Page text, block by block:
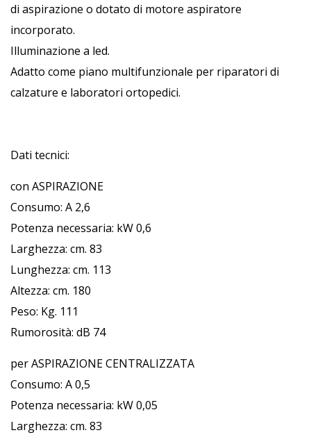
di aspirazione o dotato di motore aspiratore
incorporato.
Illuminazione a led.
Adatto come piano multifunzionale per riparatori di
calzature e laboratori ortopedici.
Dati tecnici:
con ASPIRAZIONE
Consumo: A 2,6
Potenza necessaria: kW 0,6
Larghezza: cm. 83
Lunghezza: cm. 113
Altezza: cm. 180
Peso: Kg. 111
Rumorosità: dB 74
per ASPIRAZIONE CENTRALIZZATA
Consumo: A 0,5
Potenza necessaria: kW 0,05
Larghezza: cm. 83